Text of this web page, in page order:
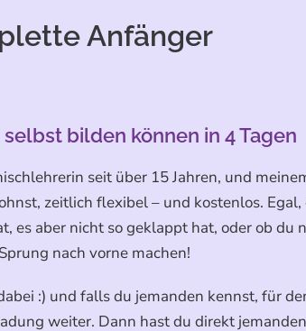
Anfänger
bilden können in 4 Tagen
seit über 15 Jahren, und
zeitlich flexibel – und kostenlos. Egal,
es aber nicht so geklappt hat, oder ob du
nach vorne machen!
:) und falls du jemanden kennst, für
weiter. Dann hast du direkt